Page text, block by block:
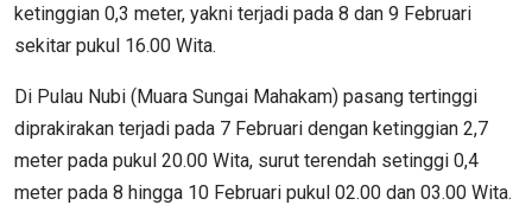
ketinggian 0,3 meter, yakni terjadi pada 8 dan 9 Februari
sekitar pukul 16.00 Wita.
Di Pulau Nubi (Muara Sungai Mahakam) pasang tertinggi
diprakirakan terjadi pada 7 Februari dengan ketinggian 2,7
meter pada pukul 20.00 Wita, surut terendah setinggi 0,4
meter pada 8 hingga 10 Februari pukul 02.00 dan 03.00 Wita.